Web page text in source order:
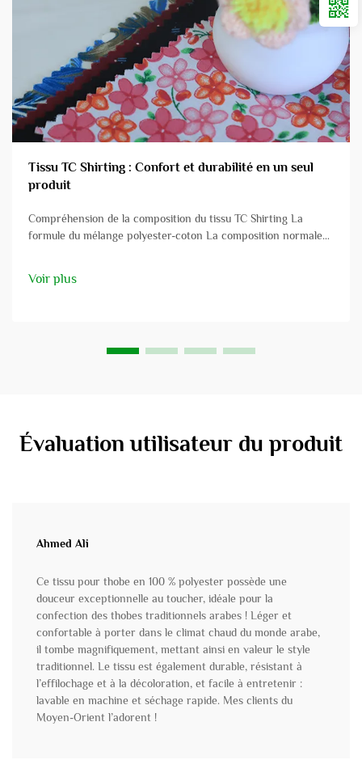
Tissu TC Shirting : Confort et durabilité en un seul
produit
Compréhension de la composition du tissu TC Shirting La
formule du mélange polyester-coton La composition normale
confort. Le polyester...
Voir plus
Évaluation utilisateur du produit
Ahmed Ali
Ce tissu pour thobe en 100 % polyester possède une
douceur exceptionnelle au toucher, idéale pour la
confection des thobes traditionnels arabes ! Léger et
confortable à porter dans le climat chaud du monde arabe,
il tombe magnifiquement, mettant ainsi en valeur le style
traditionnel. Le tissu est également durable, résistant à
l’effilochage et à la décoloration, et facile à entretenir :
lavable en machine et séchage rapide. Mes clients du
Moyen-Orient l’adorent !